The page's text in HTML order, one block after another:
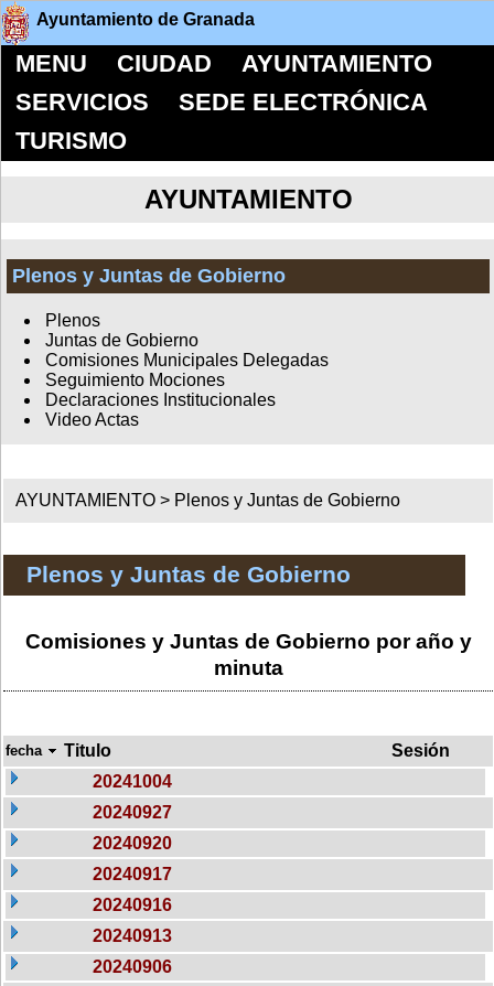
Ayuntamiento de Granada
MENU CIUDAD
AYUNTAMIENTO
SERVICIOS
SEDE ELECTRÓNICA
TURISMO
AYUNTAMIENTO
Plenos y Juntas de Gobierno
Plenos
Juntas de Gobierno
Comisiones Municipales Delegadas
Seguimiento Mociones
Declaraciones Institucionales
Video Actas
AYUNTAMIENTO > Plenos y Juntas de Gobierno
Plenos y Juntas de Gobierno
Comisiones y Juntas de Gobierno por año y
minuta
fecha Titulo
Sesión
20241004
20240927
20240920
20240917
20240916
20240913
20240906